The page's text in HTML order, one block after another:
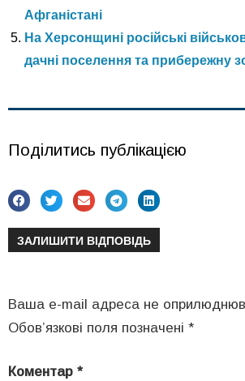
Афганістані
На Херсонщині російські
дачні поселення та прибережну
Поділитись публікацією
ЗАЛИШИТИ ВІДПОВІДЬ
Ваша e-mail адреса не
Обов’язкові поля позначені *
Коментар *